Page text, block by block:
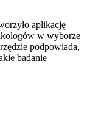
aplikację
w wyborze
podpowiada,
badanie